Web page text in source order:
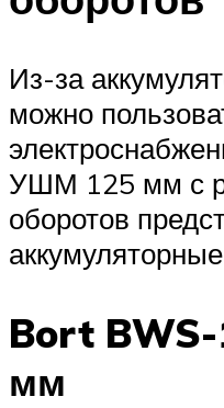
Из-за
можно
УШМ 125 мм с
оборотов
Bort
мм